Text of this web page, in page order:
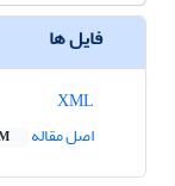
فایل ها
اصل مقاله